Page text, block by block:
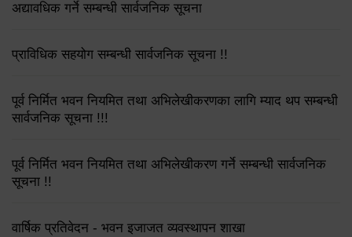
अद्यावधिक गर्ने सम्बन्धी सार्वजनिक सूचना
प्राविधिक सहयोग सम्बन्धी सार्वजनिक सूचना !!
पूर्व निर्मित भवन नियमित तथा अभिलेखीकरणका लागि म्याद थप सम्बन्धी
सार्वजनिक सूचना !!!
पूर्व निर्मित भवन नियमित तथा अभिलेखीकरण गर्ने सम्बन्धी सार्वजनिक
सूचना !!
वार्षिक प्रतिवेदन - भवन इजाजत व्यवस्थापन शाखा